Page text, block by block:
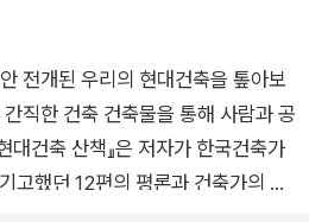
대한 역사 기록의 성격이 짙어졌다.
되는데, 각각 그 역할을 한다. 책의
시 인식을 보여주는 기록이고, ‘건축
도를 나타낸다. 그리고 각 장 마지막
의 기록이다. 이 세 개 꼭지는 『건축
『하이데거적 장소성과 도무스의
heat radiated: from Frank Lloy
to postwar mass-produced h
1990년대 중반 박길룡의 기능주의
등 다수의 단행본과 논문을 국
전개된 우리의 현대건축을 톺아보
대건축 산책』은 저자가 한국건축가
고했던 12편의 평론과 건축가의 말,